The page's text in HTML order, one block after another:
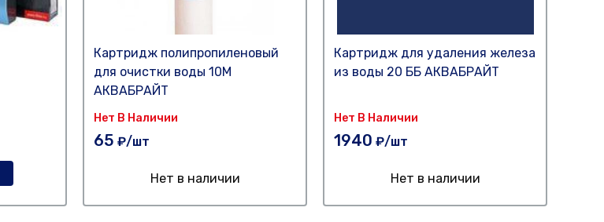
Картридж полипропиленовый
для очистки воды 10М
АКВАБРАЙТ
Нет В Наличии
65 ₽/шт
Нет в наличии
Картридж для удаления железа
из воды 20 ББ АКВАБРАЙТ
Нет В Наличии
1940 ₽/шт
Нет в наличии